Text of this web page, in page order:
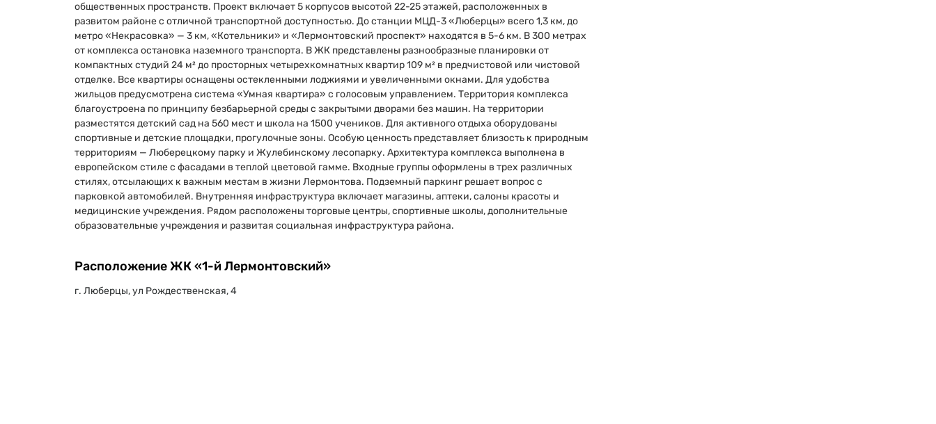
общественных пространств. Проект включает 5 корпусов высотой 22-25 этажей, расположенных в
развитом районе с отличной транспортной доступностью. До станции МЦД-3 «Люберцы» всего 1,3 км, до
метро «Некрасовка» — 3 км, «Котельники» и «Лермонтовский проспект» находятся в 5-6 км. В 300 метрах
от комплекса остановка наземного транспорта. В ЖК представлены разнообразные планировки от
компактных студий 24 м² до просторных четырехкомнатных квартир 109 м² в предчистовой или чистовой
отделке. Все квартиры оснащены остекленными лоджиями и увеличенными окнами. Для удобства
жильцов предусмотрена система «Умная квартира» с голосовым управлением. Территория комплекса
благоустроена по принципу безбарьерной среды с закрытыми дворами без машин. На территории
разместятся детский сад на 560 мест и школа на 1500 учеников. Для активного отдыха оборудованы
спортивные и детские площадки, прогулочные зоны. Особую ценность представляет близость к природным
территориям — Люберецкому парку и Жулебинскому лесопарку. Архитектура комплекса выполнена в
европейском стиле с фасадами в теплой цветовой гамме. Входные группы оформлены в трех различных
стилях, отсылающих к важным местам в жизни Лермонтова. Подземный паркинг решает вопрос с
парковкой автомобилей. Внутренняя инфраструктура включает магазины, аптеки, салоны красоты и
медицинские учреждения. Рядом расположены торговые центры, спортивные школы, дополнительные
образовательные учреждения и развитая социальная инфраструктура района.
Расположение ЖК «1-й Лермонтовский»
г. Люберцы, ул Рождественская, 4